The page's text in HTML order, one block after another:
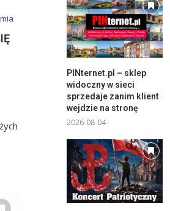
PINternet.pl – sklep
widoczny w sieci
sprzedaje zanim klient
wejdzie na stronę
2026-08-04